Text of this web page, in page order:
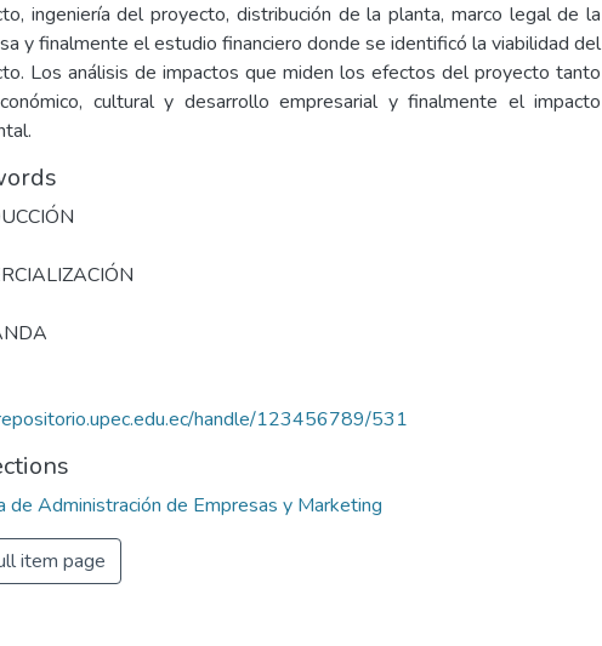
ingeniería del proyecto, distribución de la planta, marco legal de la
y finalmente el estudio financiero donde se identificó la viabilidad del
Los análisis de impactos que miden los efectos del proyecto tanto
cultural y desarrollo empresarial y finalmente el impacto
handle/123456789/531
de Administración de Empresas y Marketing
item page